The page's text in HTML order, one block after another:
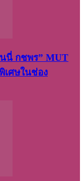
นี่ กชพร” MUT
เศษในช่อง